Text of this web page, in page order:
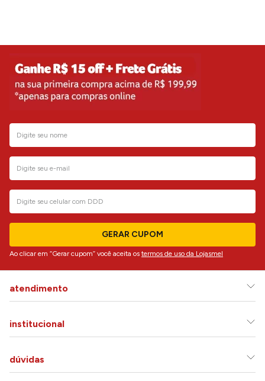
GERAR CUPOM
Ao clicar em “Gerar cupom” você aceita os termos de uso da Lojasmel
atendimento
institucional
dúvidas